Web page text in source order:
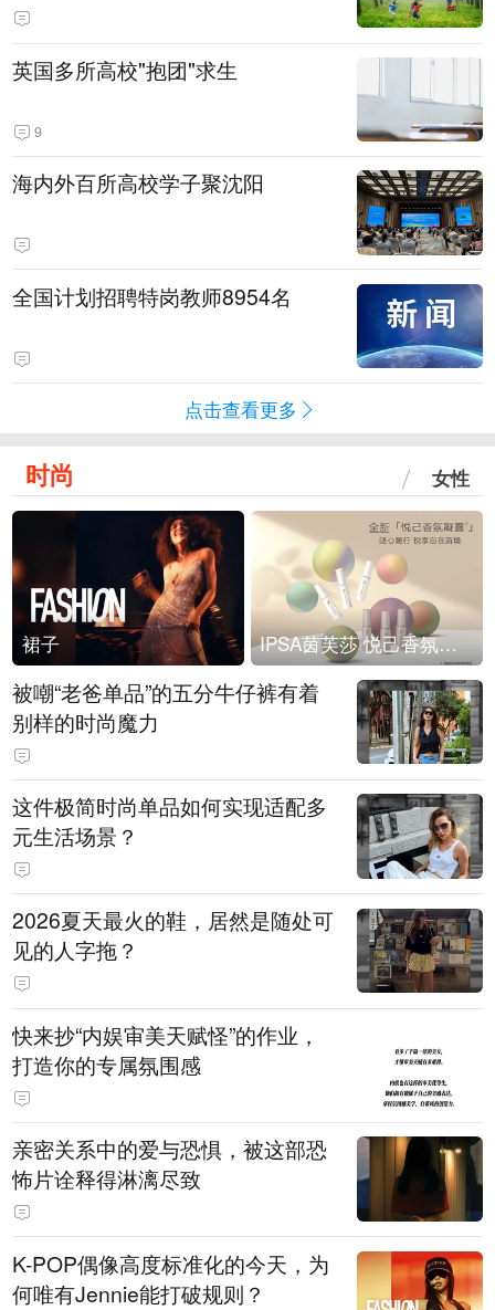
英国多所高校"抱团"求生
9
海内外百所高校学子聚沈阳
全国计划招聘特岗教师8954名
点击查看更多
时尚 女性
裙子 IPSA茵芙莎 悦己香氛凝露上市
被嘲“老爸单品”的五分牛仔裤有着
别样的时尚魔力
这件极简时尚单品如何实现适配多
元生活场景？
2026夏天最火的鞋，居然是随处可
见的人字拖？
快来抄“内娱审美天赋怪”的作业，
打造你的专属氛围感
亲密关系中的爱与恐惧，被这部恐
怖片诠释得淋漓尽致
K-POP偶像高度标准化的今天，为
何唯有Jennie能打破规则？